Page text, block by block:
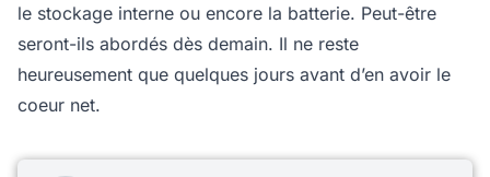
le stockage interne ou encore la batterie. Peut-être
seront-ils abordés dès demain. Il ne reste
heureusement que quelques jours avant d’en avoir le
coeur net.